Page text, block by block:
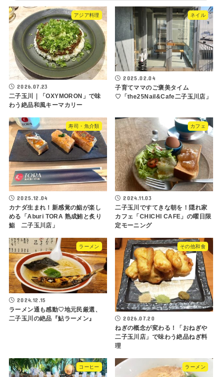
アジア料理
2026.07.23
二子玉川｜「OXYMORON」で味
わう絶品和風キーマカリー
ネイル
2025.02.04
子育てママのご褒美タイム
♡「the25Nail&Cafe二子玉川店」
寿司・魚介類
2025.12.04
カナダ生まれ！新感覚の鮨が楽し
める「Aburi TORA 熟成鮪と炙り
鮨 二子玉川店」
カフェ
2024.11.03
二子玉川ですてきな朝を！隠れ家
カフェ「CHICHI CAFE」の曜日限
定モーニング
ラーメン
2024.12.15
ラーメン通も感動♡地元民厳選、
二子玉川の絶品『鮎ラーメン』
その他和食
2026.07.20
ねぎの概念が変わる！「おねぎや
二子玉川店」で味わう絶品ねぎ料
理
コーヒー ラーメン